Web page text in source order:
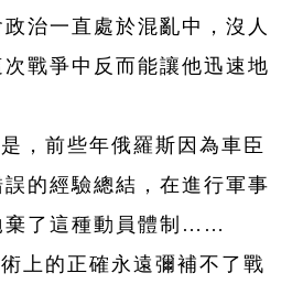
治一直處於混亂中，沒人
戰爭中反而能讓他迅速地
，前些年俄羅斯因為車臣
的經驗總結，在進行軍事
棄了這種動員體制……
上的正確永遠彌補不了戰